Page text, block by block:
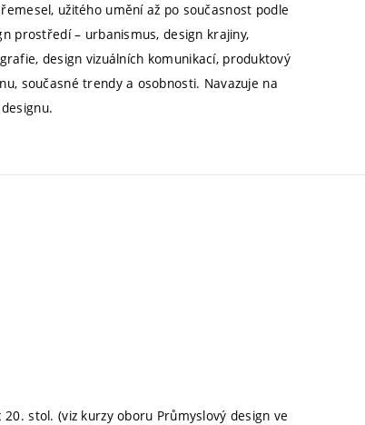
užitého umění až po současnost podle
prostředí – urbanismus, design krajiny,
design vizuálních komunikací, produktový
současné trendy a osobnosti. Navazuje na
stol. (viz kurzy oboru Průmyslový design ve